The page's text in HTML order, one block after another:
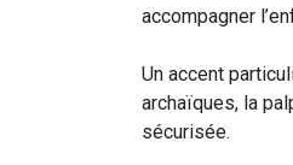
accompagner
Un accent
archaïques, la
sécurisée.